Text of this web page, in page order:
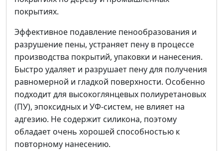
покрытиях.
Эффективное подавление пенообразования и
разрушение пены, устраняет пену в процессе
производства покрытий, упаковки и нанесения.
Быстро удаляет и разрушает пену для получения
равномерной и гладкой поверхности. Особенно
подходит для высокоглянцевых полиуретановых
(ПУ), эпоксидных и УФ-систем, не влияет на
адгезию. Не содержит силикона, поэтому
обладает очень хорошей способностью к
повторному нанесению.